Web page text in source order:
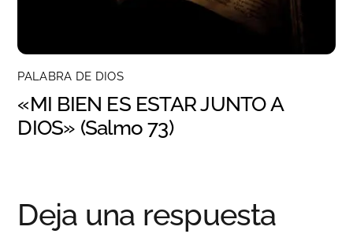
PALABRA DE DIOS
«MI BIEN ES ESTAR JUNTO A
DIOS» (Salmo 73)
Deja una respuesta